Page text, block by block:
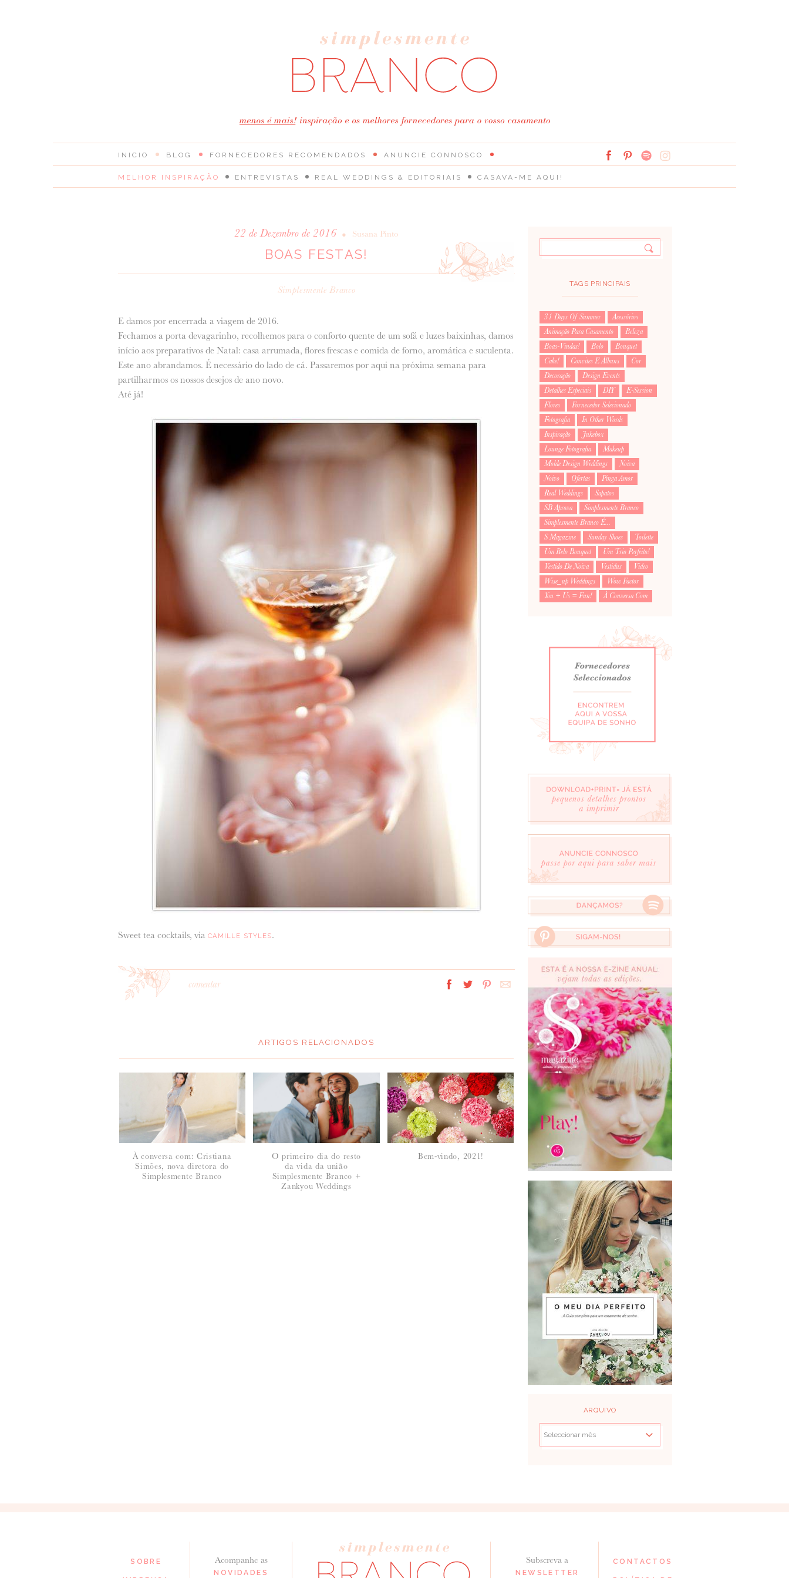
INICIO BLOG
MELHOR INSPIRAÇÃO ENTREVISTAS REAL WEDDINGS & EDITORIAIS CASAVA-ME AQUI!
FORNECEDORES RECOMENDADOS ANUNCIE CONNOSCO
22 de Dezembro de 2016 • Susana Pinto
BOAS FESTAS!
Simplesmente Branco
E damos por encerrada a viagem de 2016.
Fechamos a porta devagarinho, recolhemos para o conforto quente de um sofá e luzes baixinhas, damos
início aos preparativos de Natal: casa arrumada, flores frescas e comida de forno, aromática e suculenta.
Este ano abrandamos. É necessário do lado de cá. Passaremos por aqui na próxima semana para
partilharmos os nossos desejos de ano novo.
Até já!
Sweet tea cocktails, via CAMILLE STYLES.
comentar
NOME*:
ARTIGOS RELACIONADOS
À conversa com: Cristiana
Simões, nova diretora do
Simplesmente Branco
O primeiro dia do resto
da vida da união
Simplesmente Branco +
Zankyou Weddings
Bem-vindo, 2021!
TAGS PRINCIPAIS
31 Days Of Summer
Acessórios
Animação Para Casamento
Beleza
Boas-Vindas!
Bolo
Bouquet
Cake!
Convites E Álbuns
Cor
Decoração
Design Events
Detalhes Especiais
DIY
E-Session
Flores
Fornecedor Selecionado
Fotografia
In Other Words
Inspiração
Jukebox
Lounge Fotografia
Makeup
Molde Design Weddings
Noiva
Noivo
Ofertas
Pinga Amor
Real Weddings
Sapatos
SB Aprova
Simplesmente Branco
Simplesmente Branco É...
S Magazine
Sunday Shoes
Toilette
Um Belo Bouquet
Um Trio Perfeito!
Vestido De Noiva
Vestidus
Video
Wise_up Weddings
Wow Factor
You + Us = Fun!
À Conversa Com
ARQUIVO
SOBRE Acompanhe as
NOVIDADES
Subscreva a
NEWSLETTER
CONTACTOS